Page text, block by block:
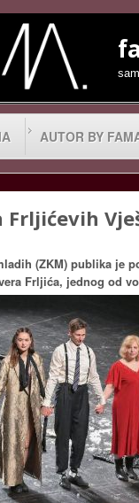
AUTOR BY
Frljićevih
(ZKM) publika je
Frljića, jednog od